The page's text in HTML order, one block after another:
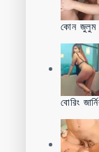
কোন জুলুম
বোরিং